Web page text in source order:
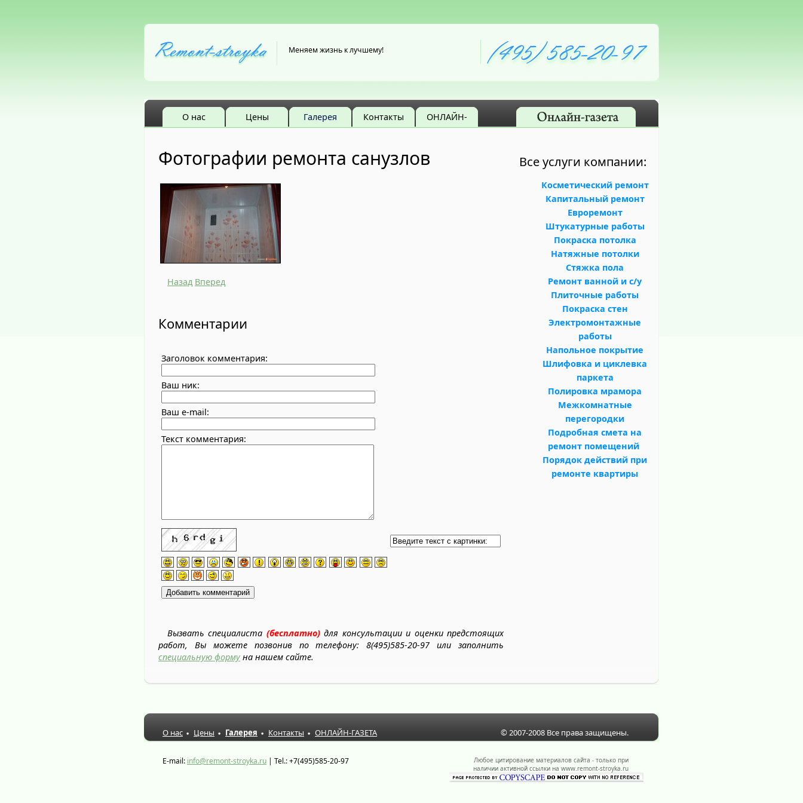
Меняем жизнь к лучшему!
О нас Цены Галерея Контакты
ОНЛАЙН-
Фотографии ремонта санузлов
Назад Вперед
Комментарии
Заголовок комментария:
Ваш ник:
Ваш e-mail:
Текст комментария:
Вызвать специалиста (бесплатно)для консультации и оценки предстоящих
работ, Вы можете позвонив по телефону: 8(495)585-20-97 или заполнить
специальную форму на нашем сайте.
Все услуги компании:
Косметический ремонт
Капитальный ремонт
Евроремонт
Штукатурные работы
Покраска потолка
Натяжные потолки
Стяжка пола
Ремонт ванной и с/у
Плиточные работы
Покраска стен
Электромонтажные
работы
Напольное покрытие
Шлифовка и циклевка
паркета
Полировка мрамора
Межкомнатные
перегородки
Подробная смета на
ремонт помещений
Порядок действий при
ремонте квартиры
© 2007-2008 Все права защищены.
О нас Цены Галерея Контакты ОНЛАЙН-ГАЗЕТА
E-mail: info@remont-stroyka.ru | Tel.: +7(495)585-20-97
Любое цитирование материалов сайта - только при
наличии активной ссылки на www.remont-stroyka.ru